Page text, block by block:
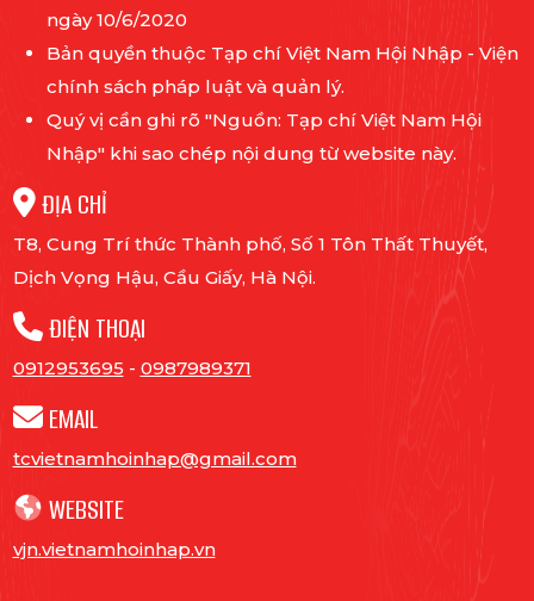
ngày 10/6/2020
Bản quyền thuộc Tạp chí Việt Nam Hội Nhập - Viện
chính sách pháp luật và quản lý.
Quý vị cần ghi rõ "Nguồn: Tạp chí Việt Nam Hội
Nhập" khi sao chép nội dung từ website này.
ĐỊA CHỈ
T8, Cung Trí thức Thành phố, Số 1 Tôn Thất Thuyết,
Dịch Vọng Hậu, Cầu Giấy, Hà Nội.
ĐIỆN THOẠI
0912953695 - 0987989371
EMAIL
tcvietnamhoinhap@gmail.com
WEBSITE
vjn.vietnamhoinhap.vn